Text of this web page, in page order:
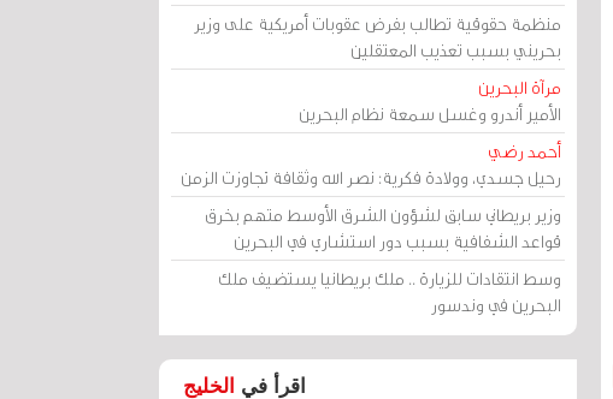
منظمة حقوقية تطالب بفرض عقوبات أمريكية على وزير
بحريني بسبب تعذيب المعتقلين
مرآة البحرين
الأمير أندرو وغسل سمعة نظام البحرين
أحمد رضي
رحيل جسدي، وولادة فكرية: نصر الله وثقافة تجاوزت الزمن
وزير بريطاني سابق لشؤون الشرق الأوسط متهم بخرق
قواعد الشفافية بسبب دور استشاري في البحرين
وسط انتقادات للزيارة .. ملك بريطانيا يستضيف ملك
البحرين في وندسور
اقرأ في الخليج